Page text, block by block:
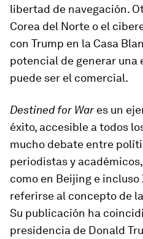
libertad de navegación.
Corea del Norte o el
con Trump en la Casa
potencial de generar una
puede ser el comercial.
Destined for Wares un
éxito, accesible a todos
mucho debate entre
periodistas y
como en Beijing e
referirse al concepto de
Su publicación ha
presidencia de Donald